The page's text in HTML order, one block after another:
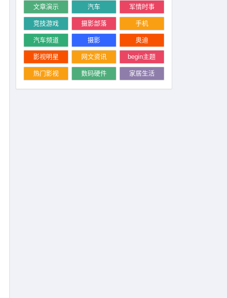
文章演示 汽车 军情时事
竞技游戏 摄影部落 手机
汽车频道 摄影 奥迪
影视明星 网文资讯 begin主题
热门影视 数码硬件 家居生活